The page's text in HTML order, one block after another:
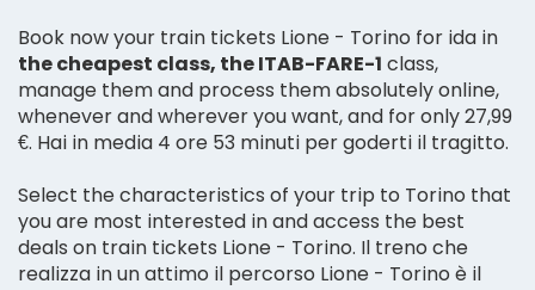
Book now your train tickets Lione - Torino for ida in
the cheapest class, the ITAB-FARE-1 class,
manage them and process them absolutely online,
whenever and wherever you want, and for only 27,99
€. Hai in media 4 ore 53 minuti per goderti il tragitto.
Select the characteristics of your trip to Torino that
you are most interested in and access the best
deals on train tickets Lione - Torino. Il treno che
realizza in un attimo il percorso Lione - Torino è il